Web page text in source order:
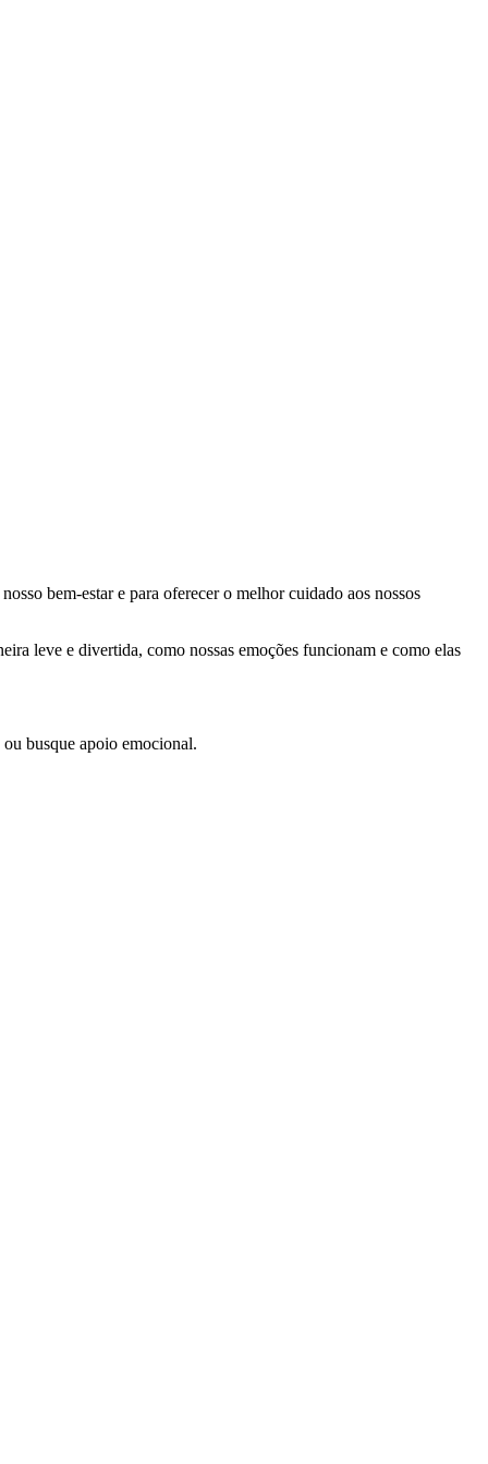
bem-estar e para oferecer o melhor cuidado aos nossos
leve e divertida, como nossas emoções funcionam e como elas
busque apoio emocional.